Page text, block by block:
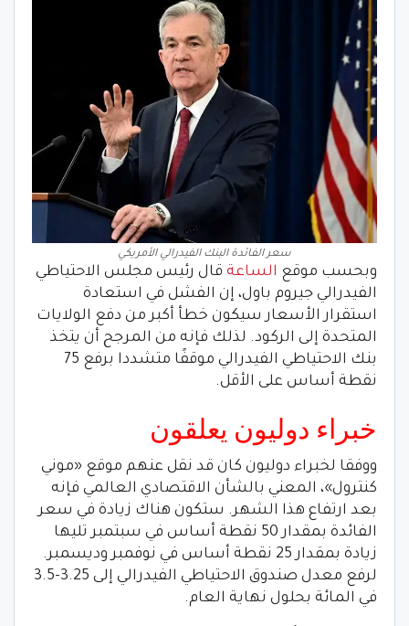
سعر الفائدة البنك الفيدرالي الأمريكي
وبحسب موقع الساعة قال رئيس مجلس الاحتياطي
الفيدرالي جيروم باول، إن الفشل في استعادة
استقرار الأسعار سيكون خطأ أكبر من دفع الولايات
المتحدة إلى الركود. لذلك فإنه من المرجح أن يتخذ
بنك الاحتياطي الفيدرالي موقفًا متشددا برفع 75
نقطة أساس على الأقل.
خبراء دوليون يعلقون
ووفقا لخبراء دوليون كان قد نقل عنهم موقع «موني
كنترول»، المعني بالشأن الاقتصادي العالمي فإنه
بعد ارتفاع هذا الشهر. ستكون هناك زيادة في سعر
الفائدة بمقدار 50 نقطة أساس في سبتمبر تليها
زيادة بمقدار 25 نقطة أساس في نوفمبر وديسمبر.
لرفع معدل صندوق الاحتياطي الفيدرالي إلى 3.25-3.5
في المائة بحلول نهاية العام.